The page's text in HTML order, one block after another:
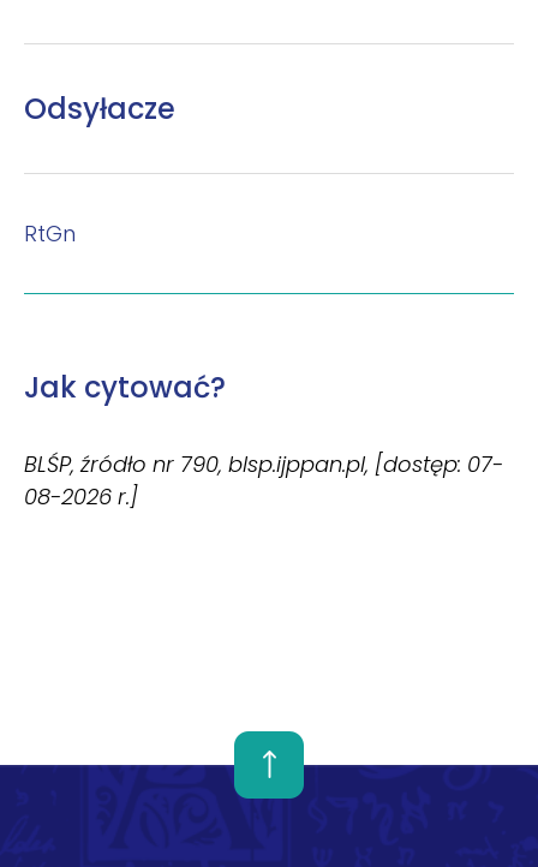
Odsyłacze
RtGn
Jak cytować?
BLŚP, źródło nr 790, blsp.ijppan.pl, [dostęp: 07-
08-2026 r.]